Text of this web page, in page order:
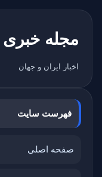
مجله خبری
اخبار ایران و جهان
فهرست سایت
صفحه اصلی